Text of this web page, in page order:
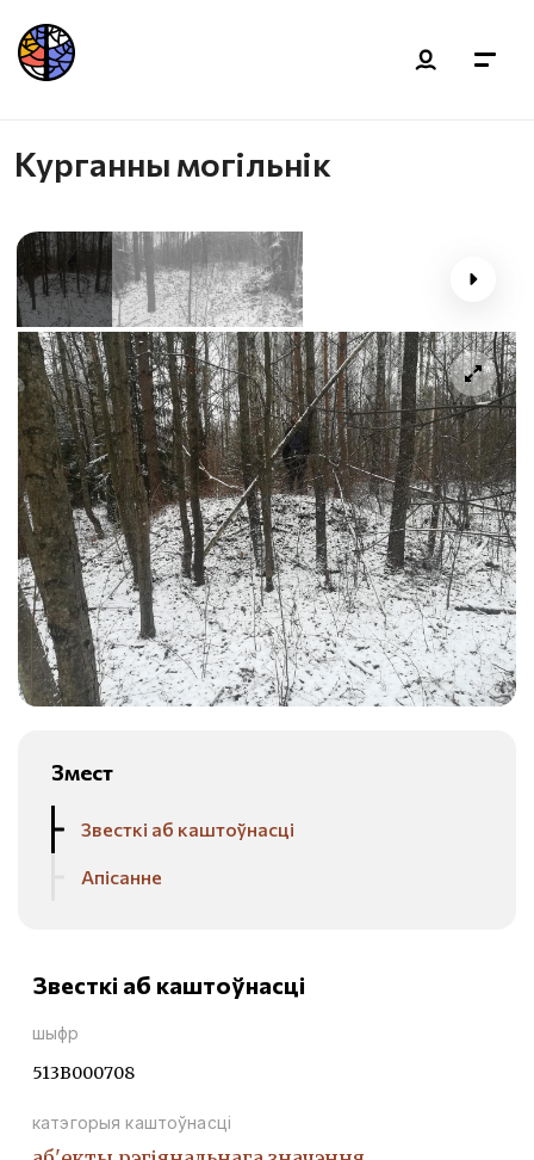
Курганны могільнік
Змест
Звесткі аб каштоўнасці
Апісанне
Звесткі аб каштоўнасці
шыфр
513В000708
катэгорыя каштоўнасці